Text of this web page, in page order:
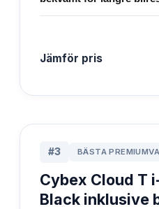
Jämför pris
#3 BÄSTA
Cybex Cloud T
Black inklusive